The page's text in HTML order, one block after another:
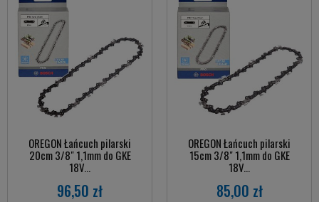
OREGON Łańcuch pilarski
20cm 3/8" 1,1mm do GKE
18V...
96,50 zł
OREGON Łańcuch pilarski
15cm 3/8" 1,1mm do GKE
18V...
85,00 zł